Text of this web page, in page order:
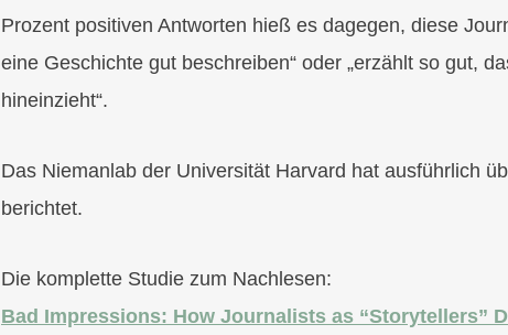
Prozent positiven Antworten hieß es dagegen, diese
eine Geschichte gut beschreiben“ oder „erzählt so gut,
hineinzieht“.
Das Niemanlab der Universität Harvard hat ausführlich
berichtet.
Die komplette Studie zum Nachlesen:
Bad Impressions: How Journalists as “Storytellers”